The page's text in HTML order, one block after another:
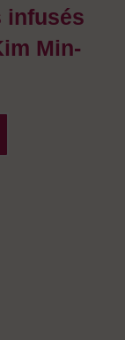
infusés
Min-